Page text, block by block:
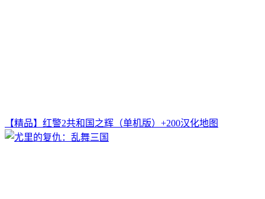
【精品】红警2共和国之辉（单机版）+200汉化地图